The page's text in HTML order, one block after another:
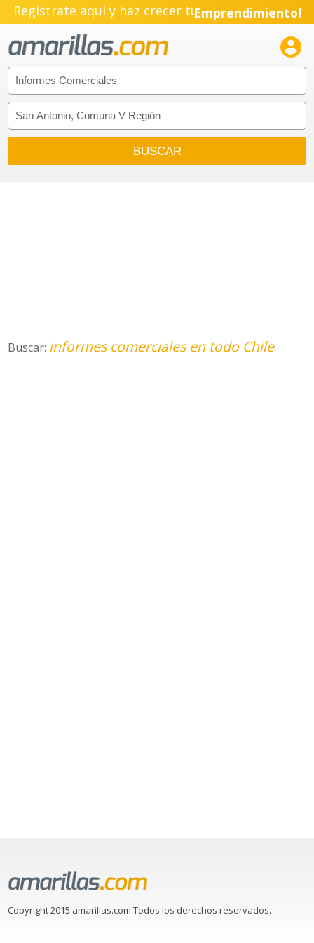
Regístrate aquí y haz crecer tuEmprendimiento!

Buscar: informes comerciales en todo Chile
Copyright 2015 amarillas.com Todos los derechos reservados.